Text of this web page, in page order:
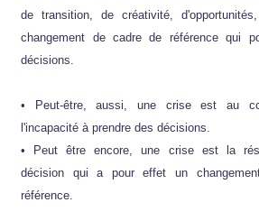
de transition, de créativité,
changement de cadre de référence qui
décisions.
• Peut-être, aussi, une crise est au
l'incapacité à prendre des décisions.
• Peut être encore, une crise est la
décision qui a pour effet un
référence.